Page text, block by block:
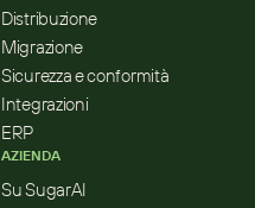
Distribuzione
Migrazione
Sicurezza e conformità
Integrazioni
ERP
AZIENDA
Su SugarAI